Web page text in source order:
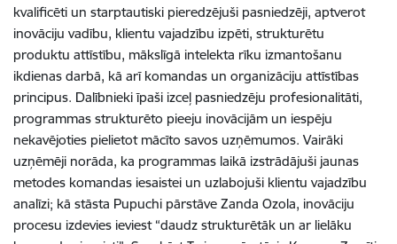
kvalificēti un starptautiski pieredzējuši pasniedzēji, aptverot
inovāciju vadību, klientu vajadzību izpēti, strukturētu
produktu attīstību, mākslīgā intelekta rīku izmantošanu
ikdienas darbā, kā arī komandas un organizāciju attīstības
principus. Dalībnieki īpaši izceļ pasniedzēju profesionalitāti,
programmas strukturēto pieeju inovācijām un iespēju
nekavējoties pielietot mācīto savos uzņēmumos. Vairāki
uzņēmēji norāda, ka programmas laikā izstrādājuši jaunas
metodes komandas iesaistei un uzlabojuši klientu vajadzību
analīzi; kā stāsta Pupuchi pārstāve Zanda Ozola, inovāciju
procesu izdevies ieviest “daudz strukturētāk un ar lielāku